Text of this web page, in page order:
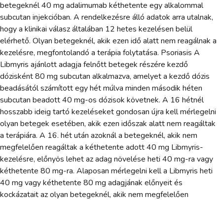
betegeknél 40 mg adalimumab kéthetente egy alkalommal
subcutan injekcióban. A rendelkezésre álló adatok arra utalnak,
hogy a klinikai válasz általában 12 hetes kezelésen belül
elérhető. Olyan betegeknél, akik ezen idő alatt nem reagálnak a
kezelésre, megfontolandó a terápia folytatása. Psoriasis A
Libmyris ajánlott adagja felnőtt betegek részére kezdő
dózisként 80 mg subcutan alkalmazva, amelyet a kezdő dózis
beadásától számított egy hét múlva minden második héten
subcutan beadott 40 mg-os dózisok követnek. A 16 hétnél
hosszabb ideig tartó kezeléseket gondosan újra kell mérlegelni
olyan betegek esetében, akik ezen időszak alatt nem reagáltak
a terápiára. A 16. hét után azoknál a betegeknél, akik nem
megfelelően reagáltak a kéthetente adott 40 mg Libmyris-
kezelésre, előnyös lehet az adag növelése heti 40 mg-ra vagy
kéthetente 80 mg-ra. Alaposan mérlegelni kell a Libmyris heti
40 mg vagy kéthetente 80 mg adagjának előnyeit és
kockázatait az olyan betegeknél, akik nem megfelelően